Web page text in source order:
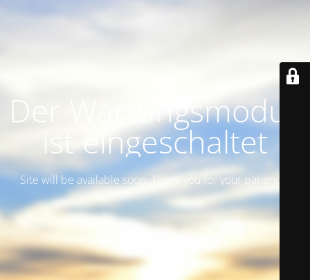
Der Wartungsmodus
ist eingeschaltet
Site will be available soon. Thank you for your patience!